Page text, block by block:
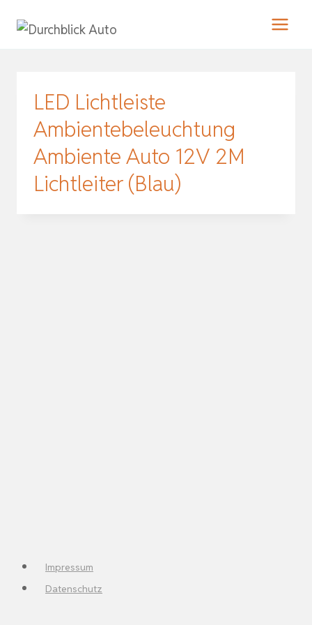
Inhalt
LED Lichtleiste
Ambientebeleuchtung
Ambiente Auto 12V 2M
Lichtleiter (Blau)
Impressum
Datenschutz